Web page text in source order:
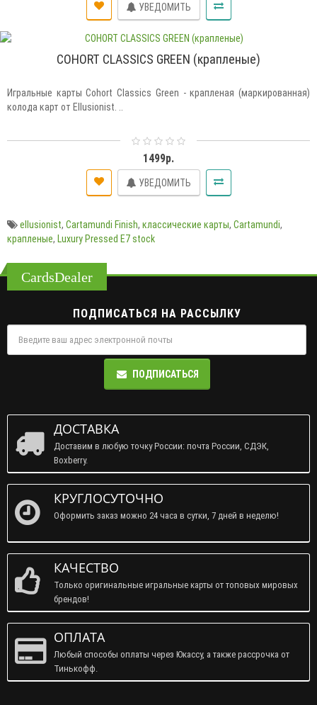
УВЕДОМИТЬ
COHORT CLASSICS GREEN (крапленые)
Игральные карты Cohort Classics Green - крапленая (маркированная)
колода карт от Ellusionist. ..
1499р.
УВЕДОМИТЬ
ellusionist, Cartamundi Finish, классические карты, Cartamundi,
крапленые, Luxury Pressed E7 stock
CardsDealer
ПОДПИСАТЬСЯ НА РАССЫЛКУ
ПОДПИСАТЬСЯ
ДОСТАВКА
Доставим в любую точку России: почта России, СДЭК,
Boxberry.
КРУГЛОСУТОЧНО
Оформить заказ можно 24 часа в сутки, 7 дней в неделю!
КАЧЕСТВО
Только оригинальные игральные карты от топовых мировых
брендов!
ОПЛАТА
Любый способы оплаты через Юкассу, а также рассрочка от
Тинькофф.